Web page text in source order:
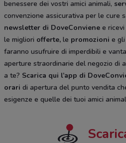
benessere dei vostri amici animali,
convenzione assicurativa per le cure
newsletter di DoveConviene e
le migliori offerte, le promozioni e
faranno usufruire di imperdibili e
aperture straordinarie del negozio di
a te? Scarica qui l’app di
orari di apertura del punto vendita
esigenze e quelle dei tuoi amici